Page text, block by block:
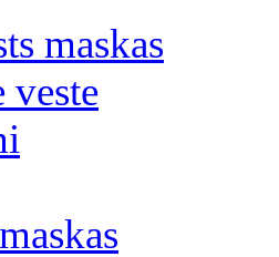
maskas
veste